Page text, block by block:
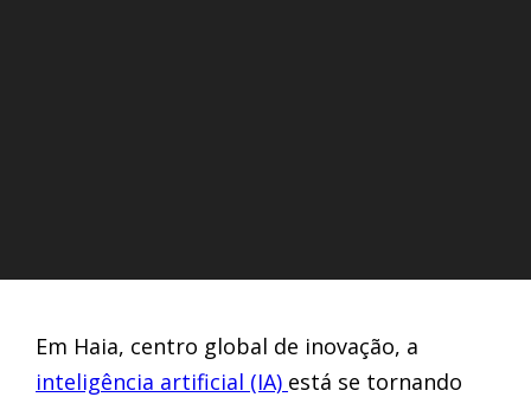
Em Haia, centro global de inovação, a
inteligência artificial (IA) está se tornando